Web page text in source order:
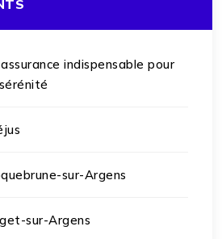
indispensable pour
sur-Argens
sur-Argens